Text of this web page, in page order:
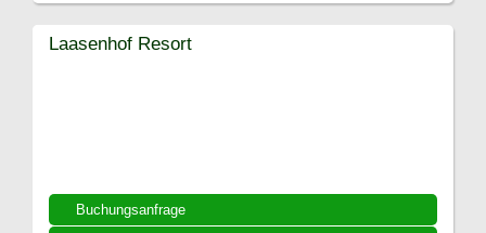
Buchungsanfrage
Laasenhof Resort